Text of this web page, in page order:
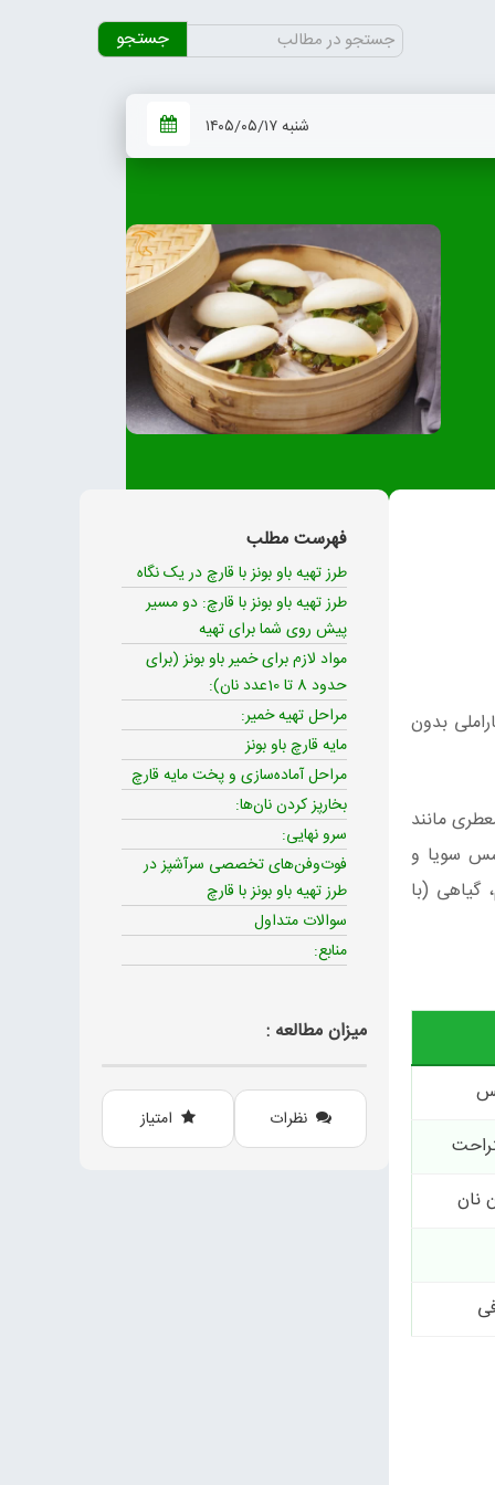
جستجو
برای:
شنبه ۱۴۰۵/۰۵/۱۷
بدون
سویا و
گیاهی (با
نان
فهرست مطلب
طرز تهیه باو بونز با قارچ در یک نگاه
طرز تهیه باو بونز با قارچ: دو مسیر
پیش روی شما برای تهیه
مواد لازم برای خمیر باو بونز (برای
حدود 8 تا 10عدد نان):
مراحل تهیه خمیر:
مایه قارچ باو بونز
مراحل آماده‌سازی و پخت مایه قارچ
بخارپز کردن نان‌ها:
سرو نهایی:
فوت‌وفن‌های تخصصی سرآشپز در
طرز تهیه باو بونز با قارچ
سوالات متداول
منابع:
میزان مطالعه :
نظرات امتیاز